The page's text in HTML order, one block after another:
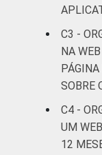
C3 -
NA
SOBRE
C4 -
UM
12